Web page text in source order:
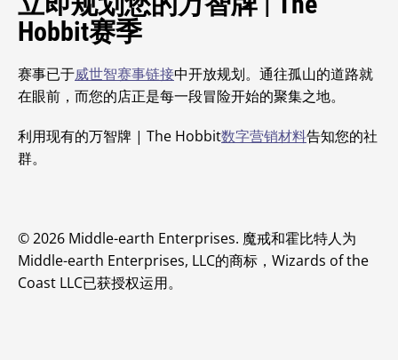
Hobbit赛季
赛事已于威世智赛事链接中开放规划。通往孤山的道路就
在眼前，而您的店正是每一段冒险开始的聚集之地。
利用现有的万智牌 | The Hobbit数字营销材料告知您的社
群。
© 2026 Middle-earth Enterprises. 魔戒和霍比特人为
Middle-earth Enterprises, LLC的商标，Wizards of the
Coast LLC已获授权运用。